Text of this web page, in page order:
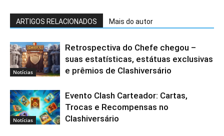
ARTIGOS RELACIONADOS Mais do autor
Notícias
Retrospectiva do Chefe chegou –
suas estatísticas, estátuas exclusivas
e prêmios de Clashiversário
Notícias
Evento Clash Carteador: Cartas,
Trocas e Recompensas no
Clashiversário